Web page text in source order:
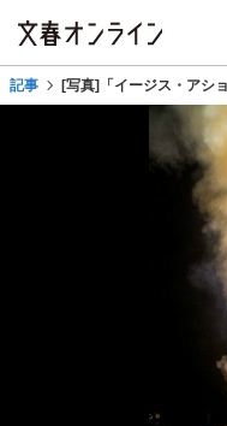
記事 [写真]「イージス・アシ